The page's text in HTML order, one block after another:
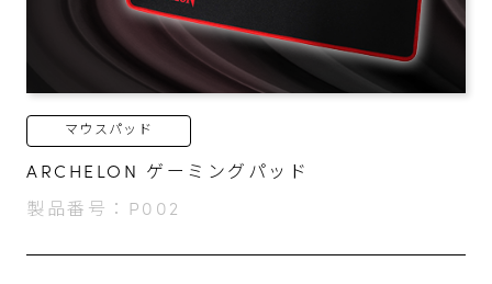
マウスパッド
ARCHELON ゲーミングパッド
製品番号：P002